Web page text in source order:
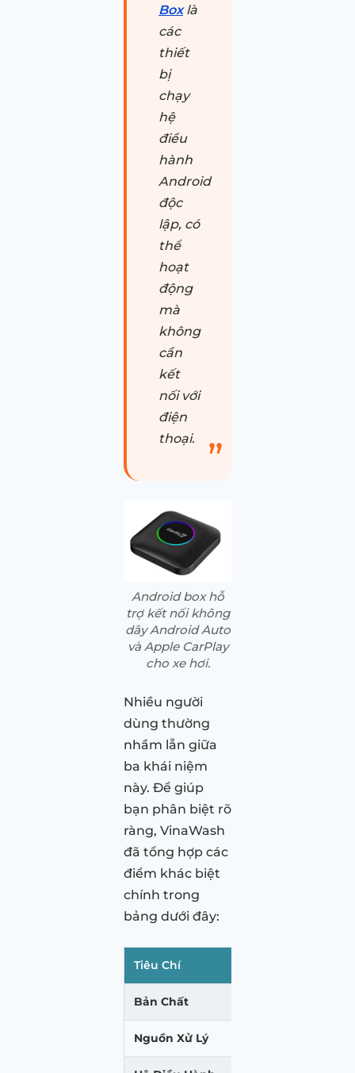
Boxlà
các
thiết
bị
chạy
hệ
điều
hành
Android
độc
lập, có
thể
hoạt
động
mà
không
cần
kết
nối với
điện
thoại.
Android box hỗ
trợ kết nối không
dây Android Auto
và Apple CarPlay
cho xe hơi.
Nhiều người
dùng thường
nhầm lẫn giữa
ba khái niệm
này. Để giúp
bạn phân biệt rõ
ràng, VinaWash
đã tổng hợp các
điểm khác biệt
chính trong
bảng dưới đây:
Tiêu Chí
Bản Chất
Nguồn Xử Lý